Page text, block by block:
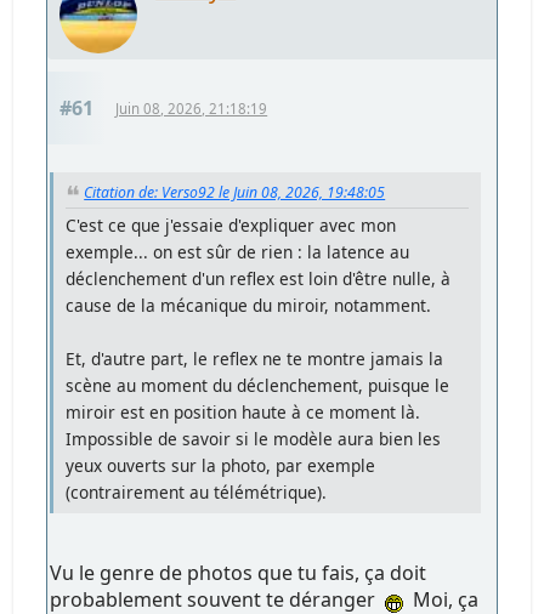
#61 Juin 08, 2026, 21:18:19
Citation de: Verso92 le Juin 08, 2026, 19:48:05
C'est ce que j'essaie d'expliquer avec mon
exemple... on est sûr de rien : la latence au
déclenchement d'un reflex est loin d'être nulle, à
cause de la mécanique du miroir, notamment.
Et, d'autre part, le reflex ne te montre jamais la
scène au moment du déclenchement, puisque le
miroir est en position haute à ce moment là.
Impossible de savoir si le modèle aura bien les
yeux ouverts sur la photo, par exemple
(contrairement au télémétrique).
Vu le genre de photos que tu fais, ça doit
probablement souvent te déranger
Moi, ça